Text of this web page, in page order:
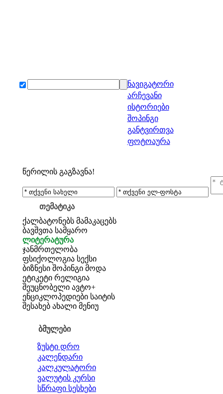
ნავიგატორი
არჩევანი
ისტორიები
შოპინგი
განტვირთვა
ფოტოაურა
წერილის გაგზავნა!
თემატიკა
ქალბატონებს მამაკაცებს
ბავშვთა სამყარო
ლიტერატურა
ჯანმრთელობა
ფსიქოლოგია სექსი
ბიზნესი შოპინგი მოდა
ეტიკეტი რელიგია
შეუცნობელი ავტო+
ენციკლოპედიები საიტის
შესახებ ახალი მენიუ
ბმულები
ზუსტი დრო
კალენდარი
კალკულატორი
ვალუტის კურსი
სწრაფი სესხები